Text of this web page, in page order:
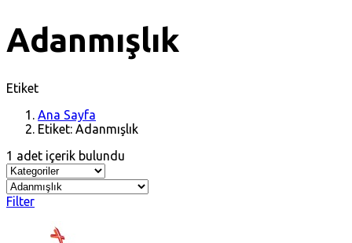
Adanmışlık
Etiket
Ana Sayfa
Etiket: Adanmışlık
1 adet içerik bulundu
Filter